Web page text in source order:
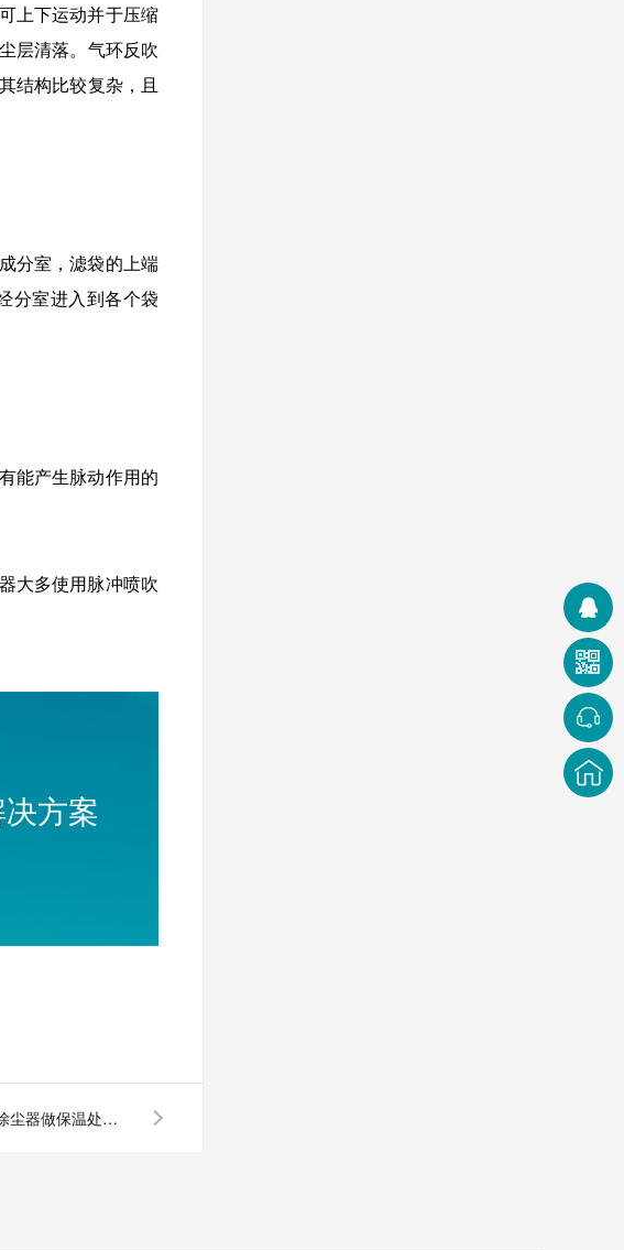
上下运动并于压缩
层清落。气环反吹
结构比较复杂，且
分室，滤袋的上端
分室进入到各个袋
能产生脉动作用的
大多使用脉冲喷吹
方案
你知道应该怎样给布袋除尘器做保温处理吗？